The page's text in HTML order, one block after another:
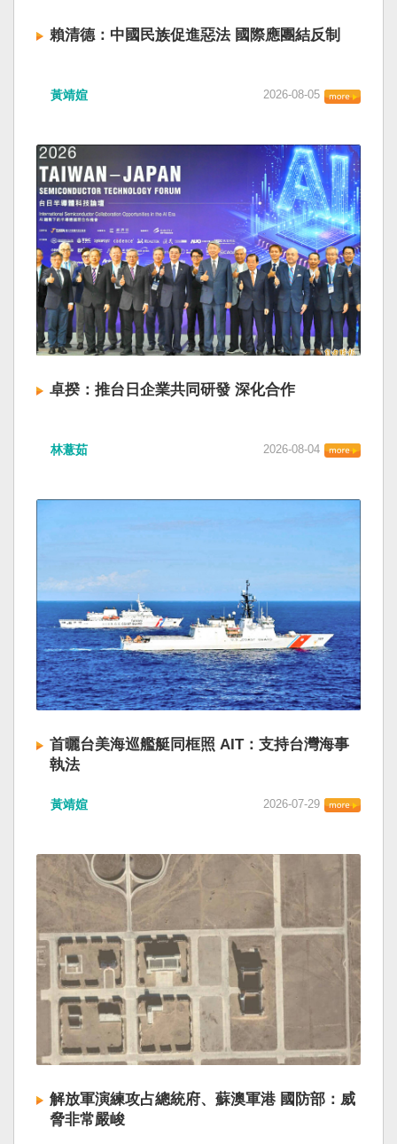
賴清德：中國民族促進惡法 國際應團結反制
黃靖媗 2026-08-05
卓揆：推台日企業共同研發 深化合作
林薏茹 2026-08-04
首曬台美海巡艦艇同框照 AIT：支持台灣海事
執法
黃靖媗 2026-07-29
解放軍演練攻占總統府、蘇澳軍港 國防部：威
脅非常嚴峻